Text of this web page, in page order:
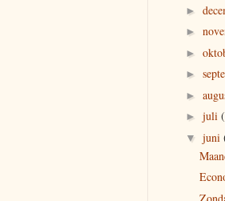
►
►
►
►
►
► juli
▼ juni